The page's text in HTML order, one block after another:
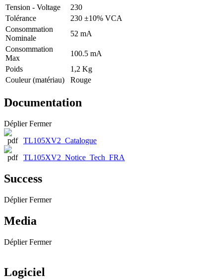
Tension - Voltage
230
Tolérance
230 ±10% VCA
Consommation
Nominale
52 mA
Consommation
Max
100.5 mA
Poids
1,2 Kg
Couleur (matériau)
Rouge
Documentation
Déplier Fermer
TL105XV2_Catalogue
TL105XV2_Notice_Tech_FRA
Success
Déplier Fermer
Media
Déplier Fermer
Logiciel